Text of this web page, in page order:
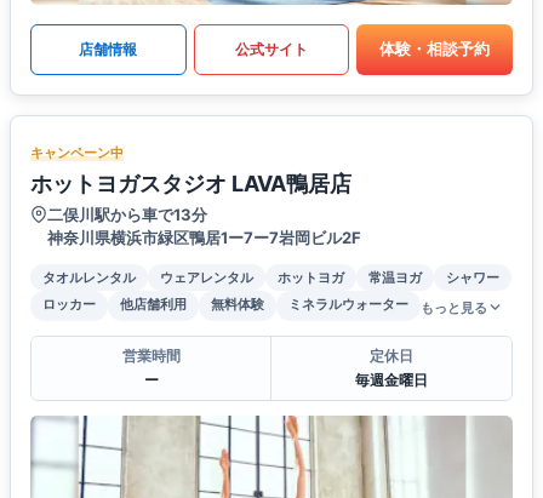
店舗情報 公式サイト 体験・相談予約
キャンペーン中
ホットヨガスタジオ LAVA鴨居店
二俣川駅から車で13分
神奈川県横浜市緑区鴨居1ー7ー7岩岡ビル2F
タオルレンタル ウェアレンタル ホットヨガ 常温ヨガ
シャワー
ロッカー
他店舗利用 無料体験 ミネラルウォーター もっと見る
営業時間
ー
定休日
毎週金曜日